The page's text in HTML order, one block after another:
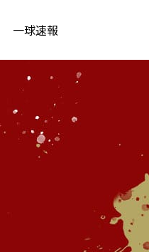
一球速報